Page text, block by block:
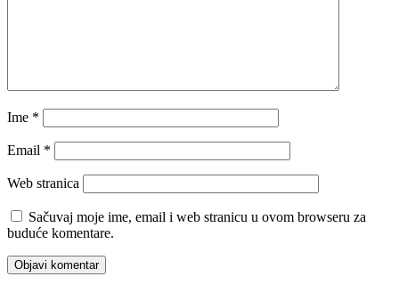
Ime *
Email *
Web stranica
Sačuvaj moje ime, email i web stranicu u ovom browseru za
buduće komentare.